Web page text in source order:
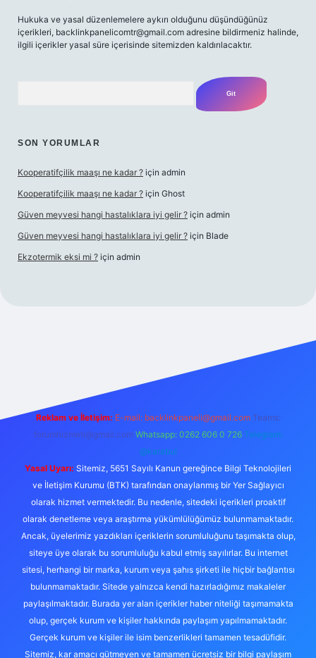
Hukuka ve yasal düzenlemelere aykırı olduğunu düşündüğünüz
içerikleri, backlinkpanelicomtr@gmail.com adresine bildirmeniz halinde,
ilgili içerikler yasal süre içerisinde sitemizden kaldırılacaktır.
SON YORUMLAR
Kooperatifçilik maaşı ne kadar ? için admin
Kooperatifçilik maaşı ne kadar ? için Ghost
Güven meyvesi hangi hastalıklara iyi gelir ? için admin
Güven meyvesi hangi hastalıklara iyi gelir ? için Blade
Ekzotermik eksi mi ? için admin
Reklam ve İletişim: E-mail: backlinkpaneli@gmail.com Teams:
forumhizmeti@gmail.com Whatsapp: 0262 606 0 726 Telegram:
@karabul
Yasal Uyarı: Sitemiz, 5651 Sayılı Kanun gereğince Bilgi Teknolojileri
ve İletişim Kurumu (BTK) tarafından onaylanmış bir Yer Sağlayıcı
olarak hizmet vermektedir. Bu nedenle, sitedeki içerikleri proaktif
olarak denetleme veya araştırma yükümlülüğümüz bulunmamaktadır.
Ancak, üyelerimiz yazdıkları içeriklerin sorumluluğunu taşımakta olup,
siteye üye olarak bu sorumluluğu kabul etmiş sayılırlar. Bu internet
sitesi, herhangi bir marka, kurum veya şahıs şirketi ile hiçbir bağlantısı
bulunmamaktadır. Sitede yalnızca kendi hazırladığımız makaleler
paylaşılmaktadır. Burada yer alan içerikler haber niteliği taşımamakta
olup, gerçek kurum ve kişiler hakkında paylaşım yapılmamaktadır.
Gerçek kurum ve kişiler ile isim benzerlikleri tamamen tesadüfidir.
Sitemiz, kar amacı gütmeyen ve tamamen ücretsiz bir bilgi paylaşım